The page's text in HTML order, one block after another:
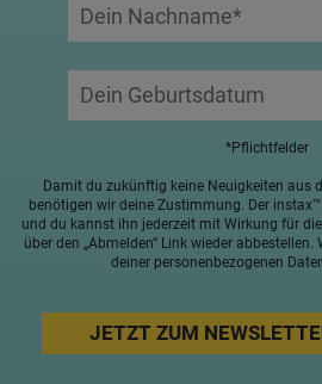
*Pflichtfelder
Damit du zukünftig keine Neuigkeiten aus
benötigen wir deine Zustimmung. Der
und du kannst ihn jederzeit mit Wirkung für
über den „Abmelden“ Link wieder
deiner personenbezogenen